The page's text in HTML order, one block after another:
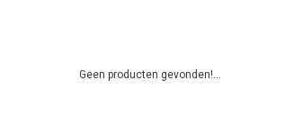
Geen producten gevonden!...